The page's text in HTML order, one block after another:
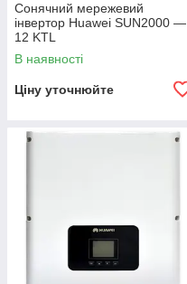
Сонячний мережевий
інвертор Huawei SUN2000 —
12 KTL
В наявності
Ціну уточнюйте